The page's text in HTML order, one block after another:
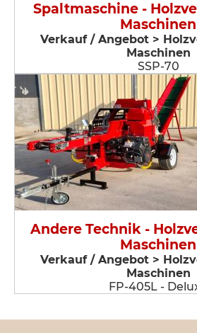
Spaltmaschine -
Maschinen
Verkauf / Angebot >
Maschinen
SSP-70
Andere Technik -
Maschinen
Verkauf / Angebot >
Maschinen
FP-405L -